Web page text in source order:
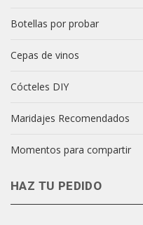
Botellas por probar
Cepas de vinos
Cócteles DIY
Maridajes Recomendados
Momentos para compartir
HAZ TU PEDIDO